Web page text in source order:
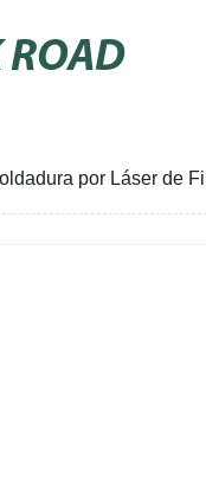
ROAD
por Láser de